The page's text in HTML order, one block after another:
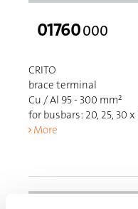
01760000
CRITO
brace terminal
Cu / Al 95 - 300 mm²
for busbars: 20, 25, 30
More